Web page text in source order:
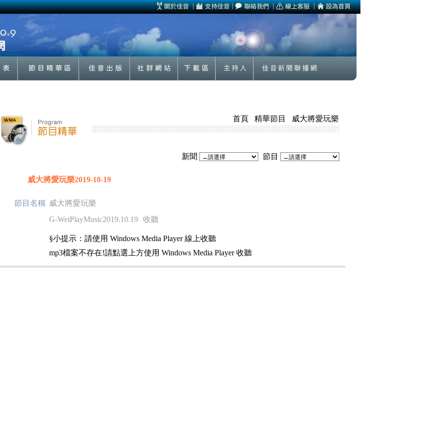
首頁 精華節目 威大將愛玩樂
新聞 節目
威大將愛玩樂2019-10-19
節目名稱 威大將愛玩樂
G-WeiPlayMusic2019.10.19
收聽
§小提示：請使用 Windows Media Player 線上收聽
mp3檔案不存在!請點選上方使用 Windows Media Player 收聽